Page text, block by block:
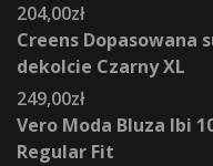
204,00zł
Creens Dopasowana
dekolcie Czarny XL
249,00zł
Vero Moda Bluza Ibi
Regular Fit